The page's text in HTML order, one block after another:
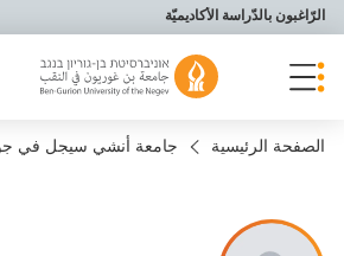
תפריט נגישות
الرّاغبون بالدّراسة الأكاديميّة
الصفحة الرئيسية جامعة أنشي سيجل في